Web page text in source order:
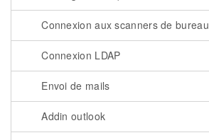
Connexion aux scanners de bureau
Connexion LDAP
Envoi de mails
Addin outlook